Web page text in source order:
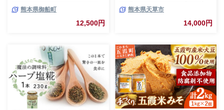
つばき油 計184g 有限会社 坂本
熊本県御船町
12,500円
熊本県天草市
14,000円